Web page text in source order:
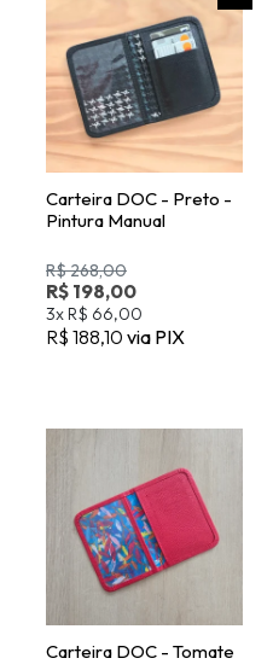
Carteira DOC - Preto -
Pintura Manual
R$ 268,00
R$ 198,00
3xR$ 66,00
R$ 188,10via PIX
Carteira DOC - Tomate
3xR$ 59,33
R$ 169,10via PIX